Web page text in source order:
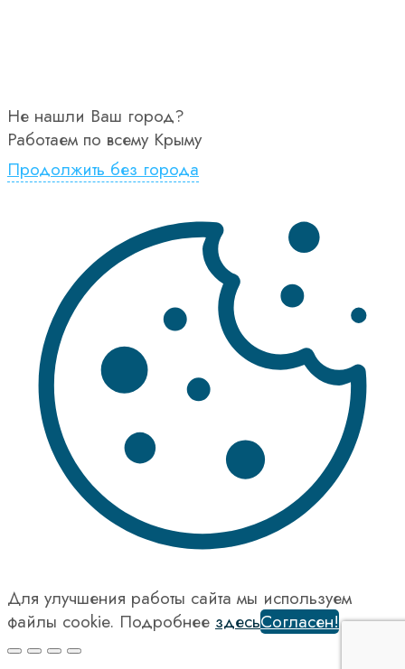
Не нашли Ваш город?
Работаем по всему Крыму
Продолжить без города
Для улучшения работы сайта мы используем
файлы cookie. Подробнее здесьСогласен!